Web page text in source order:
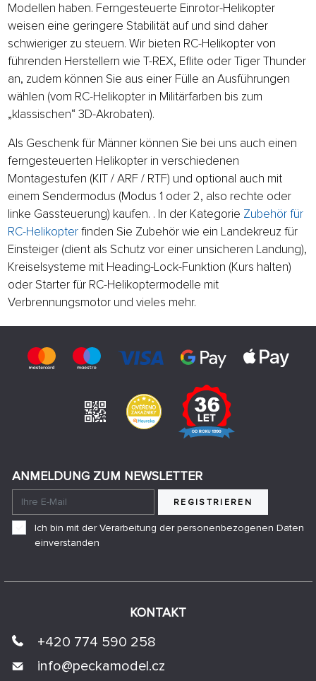
Modellen haben. Ferngesteuerte Einrotor-Helikopter
weisen eine geringere Stabilität auf und sind daher
schwieriger zu steuern. Wir bieten RC-Helikopter von
führenden Herstellern wie T-REX, Eflite oder Tiger Thunder
an, zudem können Sie aus einer Fülle an Ausführungen
wählen (vom RC-Helikopter in Militärfarben bis zum
„klassischen“ 3D-Akrobaten).
Als Geschenk für Männer können Sie bei uns auch einen
ferngesteuerten Helikopter in verschiedenen
Montagestufen (KIT / ARF / RTF) und optional auch mit
einem Sendermodus (Modus 1 oder 2, also rechte oder
linke Gassteuerung) kaufen. . In der Kategorie Zubehör für
RC-Helikopterfinden Sie Zubehör wie ein Landekreuz für
Einsteiger (dient als Schutz vor einer unsicheren Landung),
Kreiselsysteme mit Heading-Lock-Funktion (Kurs halten)
oder Starter für RC-Helikoptermodelle mit
Verbrennungsmotor und vieles mehr.
KONTAKT
+420 774 590 258
info@peckamodel.cz
ANMELDUNG ZUM NEWSLETTER
REGISTRIEREN
Ich bin mit der Verarbeitung der personenbezogenen Daten
einverstanden